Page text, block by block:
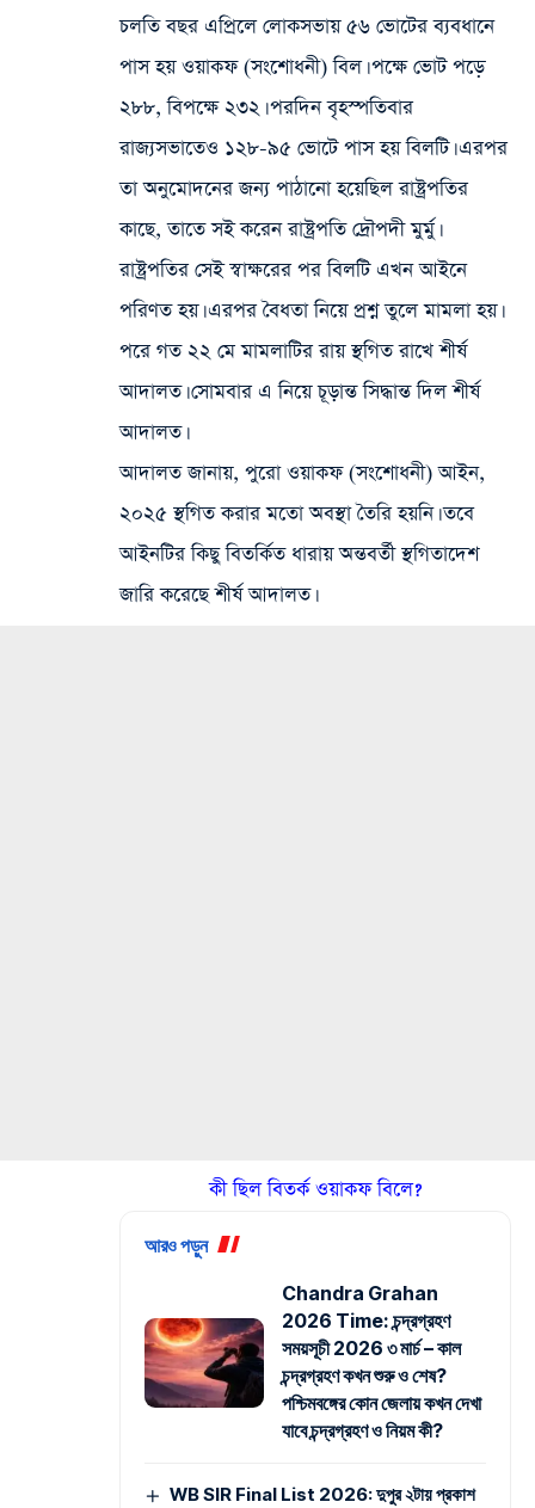
চলতি বছর এপ্রিলে লোকসভায় ৫৬ ভোটের ব্যবধানে
পাস হয় ওয়াকফ (সংশোধনী) বিল। পক্ষে ভোট পড়ে
২৮৮, বিপক্ষে ২৩২। পরদিন বৃহস্পতিবার
রাজ্যসভাতেও ১২৮-৯৫ ভোটে পাস হয় বিলটি। এরপর
তা অনুমোদনের জন্য পাঠানো হয়েছিল রাষ্ট্রপতির
কাছে, তাতে সই করেন রাষ্ট্রপতি দ্রৌপদী মুর্মু।
রাষ্ট্রপতির সেই স্বাক্ষরের পর বিলটি এখন আইনে
পরিণত হয়। এরপর বৈধতা নিয়ে প্রশ্ন তুলে মামলা হয়।
পরে গত ২২ মে মামলাটির রায় স্থগিত রাখে শীর্ষ
আদালত। সোমবার এ নিয়ে চূড়ান্ত সিদ্ধান্ত দিল শীর্ষ
আদালত।
আদালত জানায়, পুরো ওয়াকফ (সংশোধনী) আইন,
২০২৫ স্থগিত করার মতো অবস্থা তৈরি হয়নি। তবে
আইনটির কিছু বিতর্কিত ধারায় অন্তবর্তী স্থগিতাদেশ
জারি করেছে শীর্ষ আদালত।
কী ছিল বিতর্ক ওয়াকফ বিলে?
আরও পড়ুন
Chandra Grahan
2026 Time: চন্দ্রগ্রহণ
সময়সূচী 2026 ৩ মার্চ – কাল
চন্দ্রগ্রহণ কখন শুরু ও শেষ?
পশ্চিমবঙ্গের কোন জেলায় কখন দেখা
যাবে চন্দ্রগ্রহণ ও নিয়ম কী?
WB SIR Final List 2026: দুপুর ২টায় প্রকাশ